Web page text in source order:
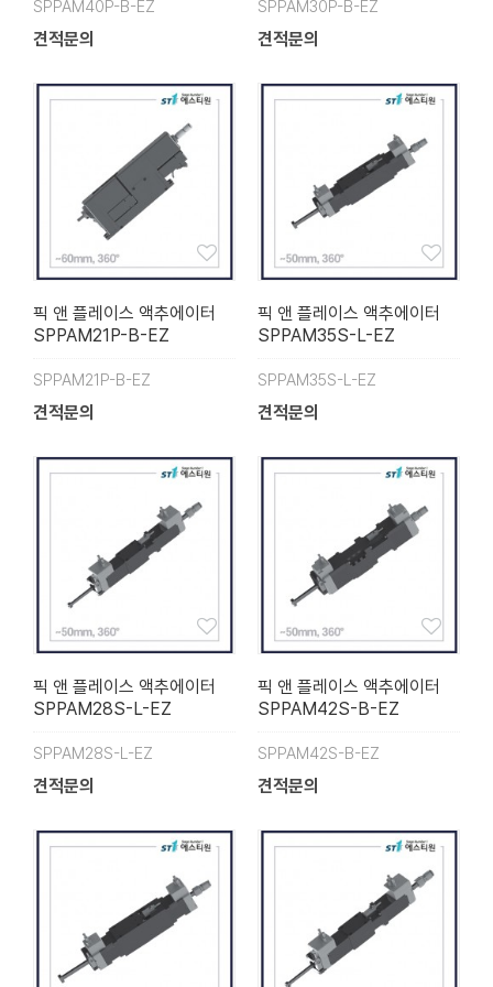
SPPAM40P-B-EZ
견적문의
SPPAM30P-B-EZ
견적문의
픽 앤 플레이스 액추에이터
SPPAM21P-B-EZ
SPPAM21P-B-EZ
견적문의
픽 앤 플레이스 액추에이터
SPPAM35S-L-EZ
SPPAM35S-L-EZ
견적문의
픽 앤 플레이스 액추에이터
SPPAM28S-L-EZ
SPPAM28S-L-EZ
견적문의
픽 앤 플레이스 액추에이터
SPPAM42S-B-EZ
SPPAM42S-B-EZ
견적문의